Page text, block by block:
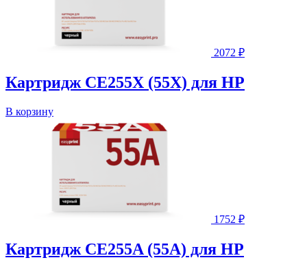
2072 ₽
Картридж CE255X (55X) для HP
В корзину
1752 ₽
Картридж CE255A (55A) для HP